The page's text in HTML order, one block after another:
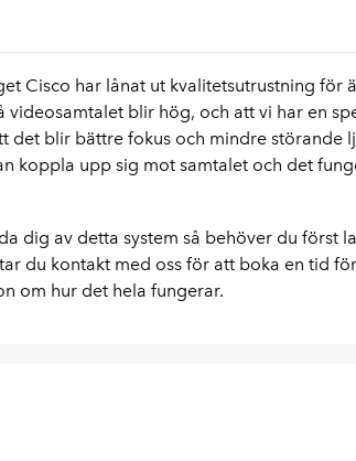
Cisco har lånat ut kvalitetsutrustning för
videosamtalet blir hög, och att vi har en
det blir bättre fokus och mindre störande
koppla upp sig mot samtalet och det
dig av detta system så behöver du först
du kontakt med oss för att boka en tid
om hur det hela fungerar.